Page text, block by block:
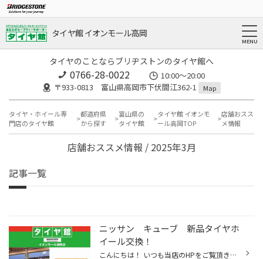
タイヤ館 イオンモール高岡
タイヤのことならブリヂストンのタイヤ館へ
0766-28-0022
10:00～20:00
〒933-0813 富山県高岡市下伏間江362-1
Map
タイヤ・ホイール専
門店のタイヤ館
都道府県
から探す
富山県の
タイヤ館
タイヤ館 イオンモ
ール高岡TOP
店舗おスス
メ情報
店舗おススメ情報 / 2025年3月
記事一覧
ニッサン キューブ 新品タイヤホ
イール交換！
こんにちは！ いつも当店のHPをご覧頂きありがとうございます♪ 本日ご紹介するのは ニッサン キューブ 新品タイヤホイール交換です！ エコピアNH200C 175/60R16になります！ ホイールは DEAN CROSS COUNTRY Color:マーガレットホワイト になります！ ↑ 装着画像になります！ レトロでクラシカルなデ...